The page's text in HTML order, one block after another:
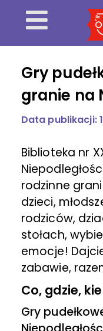
Gry
granie na
Data publikacji:
Biblioteka nr
rodzinne
dzieci,
rodziców,
stołach,
emocje!
zabawie,
Co, gdzie,
Gry